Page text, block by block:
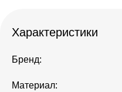
Характеристики
Бренд:
Материал: